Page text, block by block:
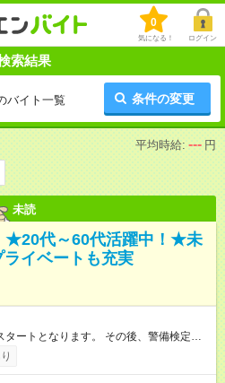
0
気になる！ ログイン
索結果
バイト一覧 条件の変更
平均時給: --- 円
未読
★20代～60代活躍中！★未
イベートも充実
タートとなります。 その後、警備検定資
より昇給や昇格（正社員採用含）があり
試用期間なし